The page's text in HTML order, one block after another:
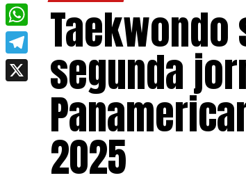
segunda
2025
Facebook
WhatsApp
Telegram